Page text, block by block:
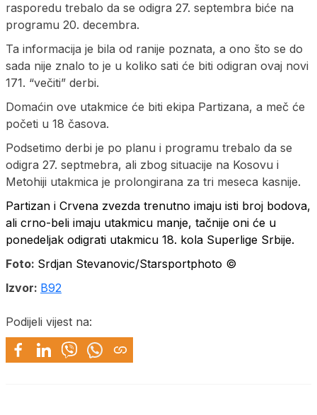
rasporedu trebalo da se odigra 27. septembra biće na
programu 20. decembra.
Ta informacija je bila od ranije poznata, a ono što se do
sada nije znalo to je u koliko sati će biti odigran ovaj novi
171. “večiti” derbi.
Domaćin ove utakmice će biti ekipa Partizana, a meč će
početi u 18 časova.
Podsetimo derbi je po planu i programu trebalo da se
odigra 27. septmebra, ali zbog situacije na Kosovu i
Metohiji utakmica je prolongirana za tri meseca kasnije.
Partizan i Crvena zvezda trenutno imaju isti broj bodova,
ali crno-beli imaju utakmicu manje, tačnije oni će u
ponedeljak odigrati utakmicu 18. kola Superlige Srbije.
Foto: Srdjan Stevanovic/Starsportphoto ©
Izvor: B92
Podijeli vijest na: